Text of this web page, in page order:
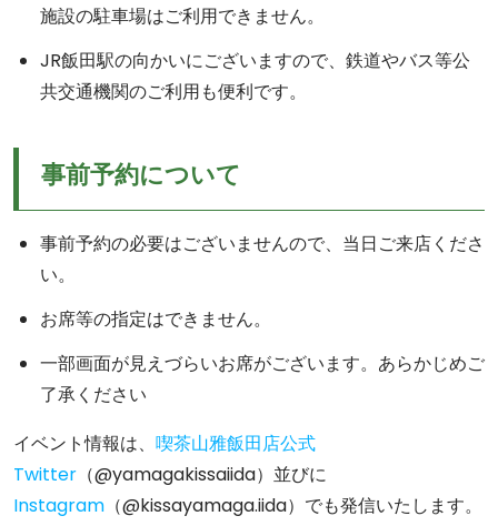
施設の駐車場はご利用できません。
JR飯田駅の向かいにございますので、鉄道やバス等公
共交通機関のご利用も便利です。
事前予約について
事前予約の必要はございませんので、当日ご来店くださ
い。
お席等の指定はできません。
一部画面が見えづらいお席がございます。あらかじめご
了承ください
イベント情報は、 喫茶山雅飯田店公式
Twitter （@yamagakissaiida）並びに
Instagram （@kissayamaga.iida）でも発信いたします。